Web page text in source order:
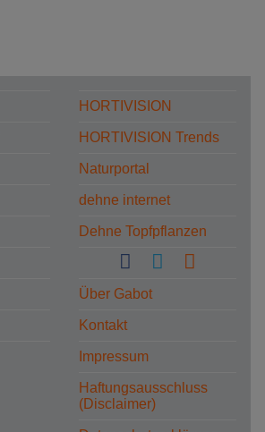
HORTIVISION
HORTIVISION Trends
Naturportal
dehne internet
Dehne Topfpflanzen
Über Gabot
Kontakt
Impressum
Haftungsausschluss
(Disclaimer)